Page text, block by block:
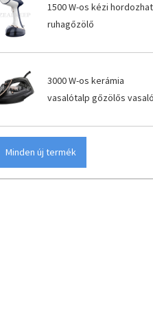
1500 W-os kézi
ruhagőzölő
3000 W-os kerámia
vasalótalp gőzölős vasaló
Minden új termék